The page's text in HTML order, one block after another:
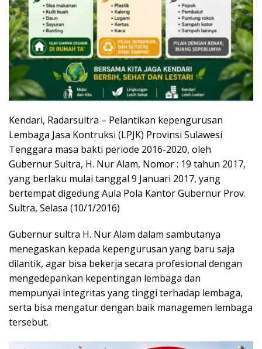
Kendari, Radarsultra – Pelantikan kepengurusan
Lembaga Jasa Kontruksi (LPJK) Provinsi Sulawesi
Tenggara masa bakti periode 2016-2020, oleh
Gubernur Sultra, H. Nur Alam, Nomor : 19 tahun 2017,
yang berlaku mulai tanggal 9 Januari 2017, yang
bertempat digedung Aula Pola Kantor Gubernur Prov.
Sultra, Selasa (10/1/2016)
Gubernur sultra H. Nur Alam dalam sambutanya
menegaskan kepada kepengurusan yang baru saja
dilantik, agar bisa bekerja secara profesional dengan
mengedepankan kepentingan lembaga dan
mempunyai integritas yang tinggi terhadap lembaga,
serta bisa mengatur dengan baik managemen lembaga
tersebut.